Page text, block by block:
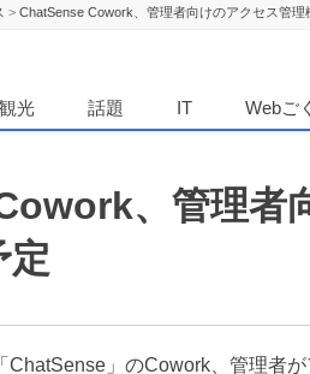
> ChatSense Cowork、管理者向けのアクセス管理
観光 話題 IT Webご
、管理者
定
ChatSense」のCowork、管理者